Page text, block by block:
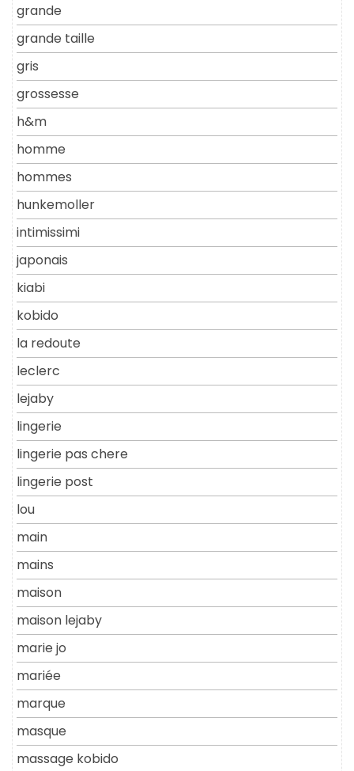
grande
grande taille
gris
grossesse
h&m
homme
hommes
hunkemoller
intimissimi
japonais
kiabi
kobido
la redoute
leclerc
lejaby
lingerie
lingerie pas chere
lingerie post
lou
main
mains
maison
maison lejaby
marie jo
mariée
marque
masque
massage kobido